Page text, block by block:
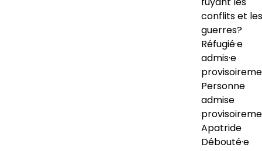
conflits et les
guerres?
Réfugié·e
admis·e
Personne
admise
Apatride
Débouté·e